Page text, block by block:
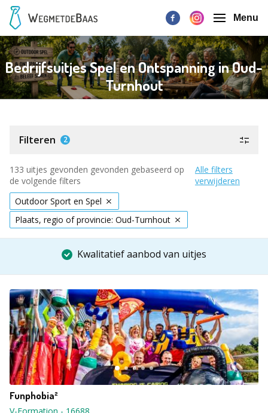
Menu
Bedrijfsuitjes Spel en Ontspanning in Oud-
Turnhout
Filteren 2
133 uitjes gevonden gevonden gebaseerd op
de volgende filters
Alle filters
verwijderen
Outdoor Sport en Spel
Plaats, regio of provincie: Oud-Turnhout
Kwalitatief aanbod van uitjes
Funphobia²